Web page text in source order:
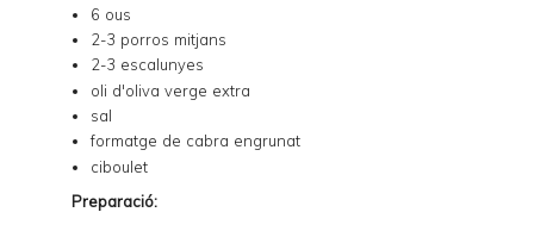
6 ous
2-3 porros mitjans
2-3 escalunyes
oli d'oliva verge extra
sal
formatge de cabra engrunat
ciboulet
Preparació: